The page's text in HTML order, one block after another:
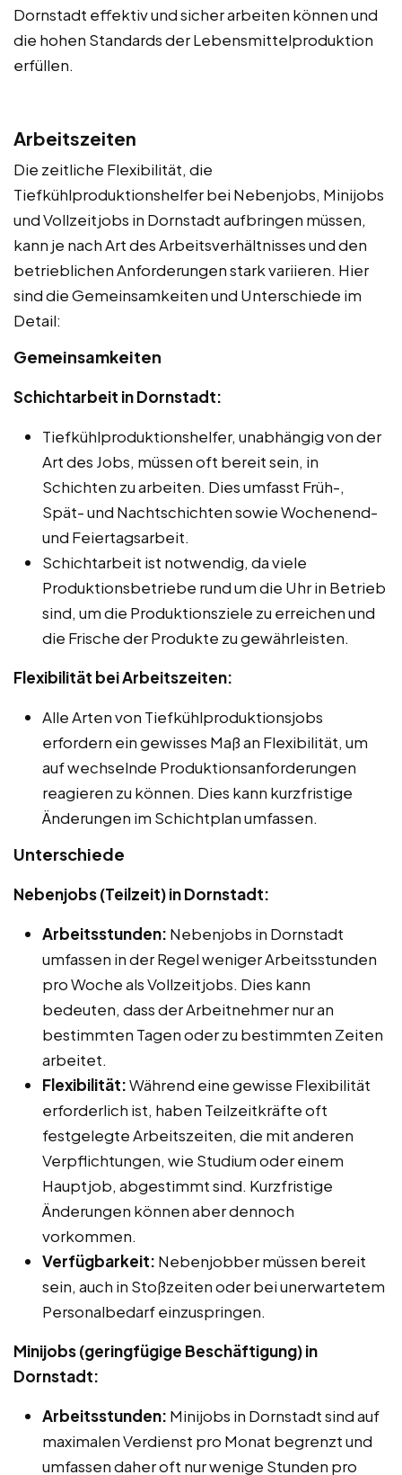
Dornstadt effektiv und sicher arbeiten können und
die hohen Standards der Lebensmittelproduktion
erfüllen.
Arbeitszeiten
Die zeitliche Flexibilität, die
Tiefkühlproduktionshelfer bei Nebenjobs, Minijobs
und Vollzeitjobs in Dornstadt aufbringen müssen,
kann je nach Art des Arbeitsverhältnisses und den
betrieblichen Anforderungen stark variieren. Hier
sind die Gemeinsamkeiten und Unterschiede im
Detail:
Gemeinsamkeiten
Schichtarbeit in Dornstadt:
Tiefkühlproduktionshelfer, unabhängig von der
Art des Jobs, müssen oft bereit sein, in
Schichten zu arbeiten. Dies umfasst Früh-,
Spät- und Nachtschichten sowie Wochenend-
und Feiertagsarbeit.
Schichtarbeit ist notwendig, da viele
Produktionsbetriebe rund um die Uhr in Betrieb
sind, um die Produktionsziele zu erreichen und
die Frische der Produkte zu gewährleisten.
Flexibilität bei Arbeitszeiten:
Alle Arten von Tiefkühlproduktionsjobs
erfordern ein gewisses Maß an Flexibilität, um
auf wechselnde Produktionsanforderungen
reagieren zu können. Dies kann kurzfristige
Änderungen im Schichtplan umfassen.
Unterschiede
Nebenjobs (Teilzeit) in Dornstadt:
Arbeitsstunden: Nebenjobs in Dornstadt
umfassen in der Regel weniger Arbeitsstunden
pro Woche als Vollzeitjobs. Dies kann
bedeuten, dass der Arbeitnehmer nur an
bestimmten Tagen oder zu bestimmten Zeiten
arbeitet.
Flexibilität:Während eine gewisse Flexibilität
erforderlich ist, haben Teilzeitkräfte oft
festgelegte Arbeitszeiten, die mit anderen
Verpflichtungen, wie Studium oder einem
Hauptjob, abgestimmt sind. Kurzfristige
Änderungen können aber dennoch
vorkommen.
Verfügbarkeit: Nebenjobber müssen bereit
sein, auch in Stoßzeiten oder bei unerwartetem
Personalbedarf einzuspringen.
Minijobs (geringfügige Beschäftigung) in
Dornstadt:
Arbeitsstunden: Minijobs in Dornstadt sind auf
maximalen Verdienst pro Monat begrenzt und
umfassen daher oft nur wenige Stunden pro